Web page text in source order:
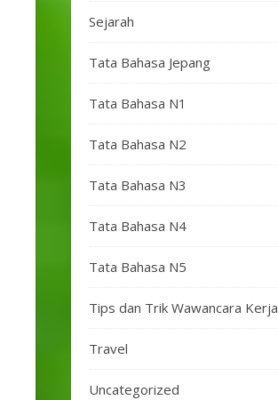
Sejarah
Tata Bahasa Jepang
Tata Bahasa N1
Tata Bahasa N2
Tata Bahasa N3
Tata Bahasa N4
Tata Bahasa N5
Tips dan Trik Wawancara Kerja
Travel
Uncategorized